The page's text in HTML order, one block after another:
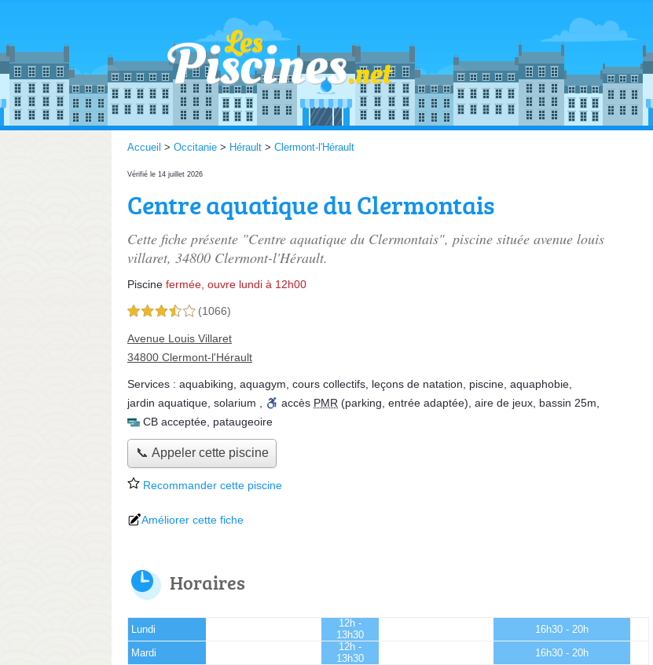
Accueil > Occitanie > Hérault > Clermont-l'Hérault
Vérifié le 14 juillet 2026
Centre aquatique du Clermontais
Cette fiche présente "Centre aquatique du Clermontais", piscine située avenue louis
villaret, 34800 Clermont-l'Hérault.
Piscine fermée, ouvre lundi à 12h00
3,5 étoiles sur 5 (1066)
Avenue Louis Villaret
34800 Clermont-l'Hérault
Services : aquabiking aquagym cours collectifs leçons de natation piscine aquaphobie
jardin aquatique solarium accès PMR (parking, entrée adaptée) aire de jeux bassin 25m
CB acceptée pataugeoire
📞 Appeler cette piscine
Recommander cette piscine
Améliorer cette fiche
Horaires
Lundi
12h -
13h30
16h30 - 20h
Mardi
12h -
13h30
16h30 - 20h